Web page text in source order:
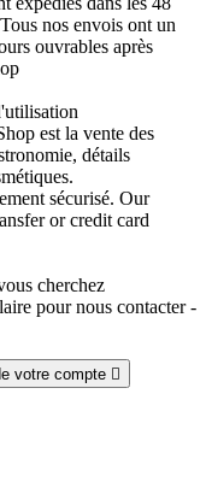
nos envois ont un
ouvrables après
est la vente des
détails
sécurisé. Our
or credit card
cherchez
pour nous contacter -
votre compte 